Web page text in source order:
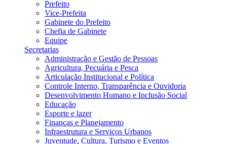
Prefeito
Vice-Prefeita
Gabinete do Prefeito
Chefia de Gabinete
Equipe
Secretarias
Administração e Gestão de Pessoas
Agricultura, Pecuária e Pesca
Articulação Institucional e Política
Controle Interno, Transparência e Ouvidoria
Desenvolvimento Humano e Inclusão Social
Educação
Esporte e lazer
Finanças e Planejamento
Infraestrutura e Serviços Urbanos
Juventude, Cultura, Turismo e Eventos